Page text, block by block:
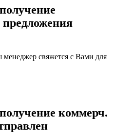
предложения
свяжется с Вами для
коммерч.